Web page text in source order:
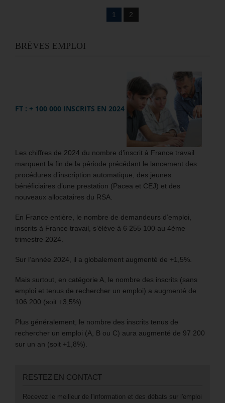
1 2
BRÈVES EMPLOI
FT : + 100 000 INSCRITS EN 2024
Les chiffres de 2024 du nombre d’inscrit à France travail
marquent la fin de la période précédant le lancement des
procédures d’inscription automatique, des jeunes
bénéficiaires d’une prestation (Pacea et CEJ) et des
nouveaux allocataires du RSA.
En France entière, le nombre de demandeurs d’emploi,
inscrits à France travail, s’élève à 6 255 100 au 4ème
trimestre 2024.
Sur l’année 2024, il a globalement augmenté de +1,5%.
Mais surtout, en catégorie A, le nombre des inscrits (sans
emploi et tenus de rechercher un emploi) a augmenté de
106 200 (soit +3,5%).
Plus généralement, le nombre des inscrits tenus de
rechercher un emploi (A, B ou C) aura augmenté de 97 200
sur un an (soit +1,8%).
RESTEZ EN CONTACT
Recevez le meilleur de l'information et des débats sur l'emploi